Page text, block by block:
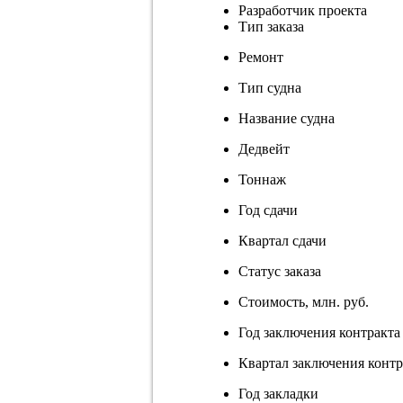
Разработчик проекта
Тип заказа
Ремонт
Тип судна
Название судна
Дедвейт
Тоннаж
Год сдачи
Квартал сдачи
Статус заказа
Стоимость, млн. руб.
Год заключения контракта
Квартал заключения
Год закладки